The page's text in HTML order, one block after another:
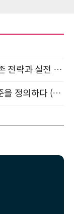
AI × Design : UX디자이너의 5가지 생존 전략과 실전 대응 8월 28일 개최
차세대 AICC, 고객 서비스의 새로운 표준을 정의하다 (9/9)